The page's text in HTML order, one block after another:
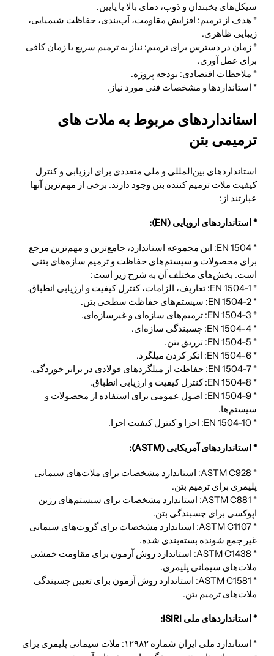
سیکل‌های یخبندان و ذوب، دمای بالا یا پایین.
* هدف از ترمیم: افزایش مقاومت، آب‌بندی، حفاظت شیمیایی،
زیبایی ظاهری.
* زمان در دسترس برای ترمیم: نیاز به ترمیم سریع یا زمان کافی
برای عمل آوری.
* ملاحظات اقتصادی: بودجه پروژه.
* استانداردها و مشخصات فنی مورد نیاز.
استانداردهای مربوط به ملات های
ترمیمی بتن
استانداردهای بین‌المللی و ملی متعددی برای ارزیابی و کنترل
کیفیت ملات ترمیم کننده بتن وجود دارند. برخی از مهم‌ترین آنها
عبارتند از:
* استانداردهای اروپایی (EN):
* EN 1504: این مجموعه استاندارد، جامع‌ترین و مهم‌ترین مرجع
برای محصولات و سیستم‌های حفاظت و ترمیم سازه‌های بتنی
است. بخش‌های مختلف آن به شرح زیر است:
* EN 1504-1: تعاریف، الزامات، کنترل کیفیت و ارزیابی انطباق.
* EN 1504-2: سیستم‌های حفاظت سطحی بتن.
* EN 1504-3: ترمیم‌های سازه‌ای و غیرسازه‌ای.
* EN 1504-4: چسبندگی سازه‌ای.
* EN 1504-5: تزریق بتن.
* EN 1504-6: انکر کردن میلگرد.
* EN 1504-7: حفاظت از میلگردهای فولادی در برابر خوردگی.
* EN 1504-8: کنترل کیفیت و ارزیابی انطباق.
* EN 1504-9: اصول عمومی برای استفاده از محصولات و
سیستم‌ها.
* EN 1504-10: اجرا و کنترل کیفیت اجرا.
* استانداردهای آمریکایی (ASTM):
* ASTM C928: استاندارد مشخصات برای ملات‌های سیمانی
پلیمری برای ترمیم بتن.
* ASTM C881: استاندارد مشخصات برای سیستم‌های رزین
اپوکسی برای چسبندگی بتن.
* ASTM C1107: استاندارد مشخصات برای گروت‌های سیمانی
غیر جمع شونده بسته‌بندی شده.
* ASTM C1438: استاندارد روش آزمون برای مقاومت خمشی
ملات‌های سیمانی پلیمری.
* ASTM C1581: استاندارد روش آزمون برای تعیین چسبندگی
ملات‌های ترمیم بتن.
* استانداردهای ملی ISIRI:
* استاندارد ملی ایران شماره ۱۲۹۸۲: ملات سیمانی پلیمری برای